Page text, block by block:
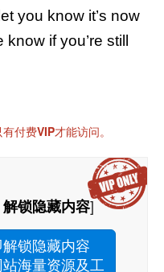
you know it’s now
if you’re still
付费VIP才能访问。
解锁隐藏内容]
锁隐藏内容
海量资源及工